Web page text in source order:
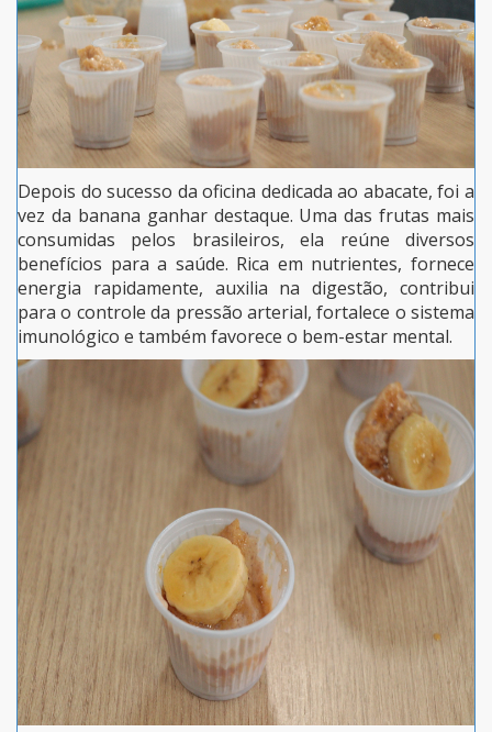
Depois do sucesso da oficina dedicada ao abacate, foi a
vez da banana ganhar destaque. Uma das frutas mais
consumidas pelos brasileiros, ela reúne diversos
benefícios para a saúde. Rica em nutrientes, fornece
energia rapidamente, auxilia na digestão, contribui
para o controle da pressão arterial, fortalece o sistema
imunológico e também favorece o bem-estar mental.